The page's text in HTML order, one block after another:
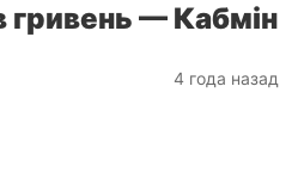
гривень — Кабмін
4 года назад